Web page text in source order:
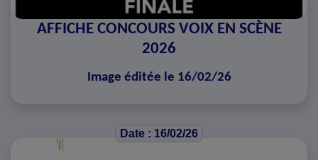
AFFICHE CONCOURS VOIX EN SCÈNE
2026
Image éditée le 16/02/26
Date : 16/02/26